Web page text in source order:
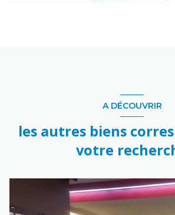
A DÉCOUVRIR
les autres biens
votre